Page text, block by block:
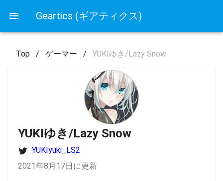
Geartics (ギアティクス)
Top / ゲーマー / YUKIゆき/Lazy Snow
YUKIゆき/Lazy Snow
YUKIyuki_LS2
2021年8月17日に更新